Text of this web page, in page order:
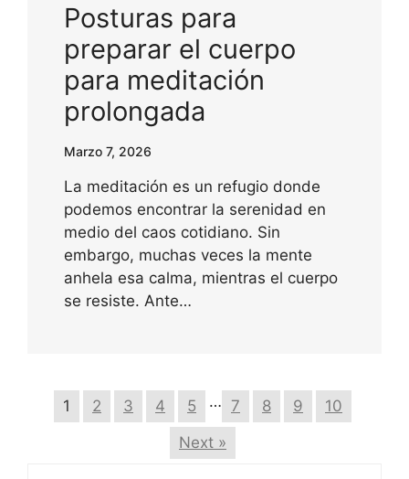
Posturas para
preparar el cuerpo
para meditación
prolongada
Marzo 7, 2026
La meditación es un refugio donde
podemos encontrar la serenidad en
medio del caos cotidiano. Sin
embargo, muchas veces la mente
anhela esa calma, mientras el cuerpo
se resiste. Ante…
1 2 3 4 5 … 7 8 9
10
Next »